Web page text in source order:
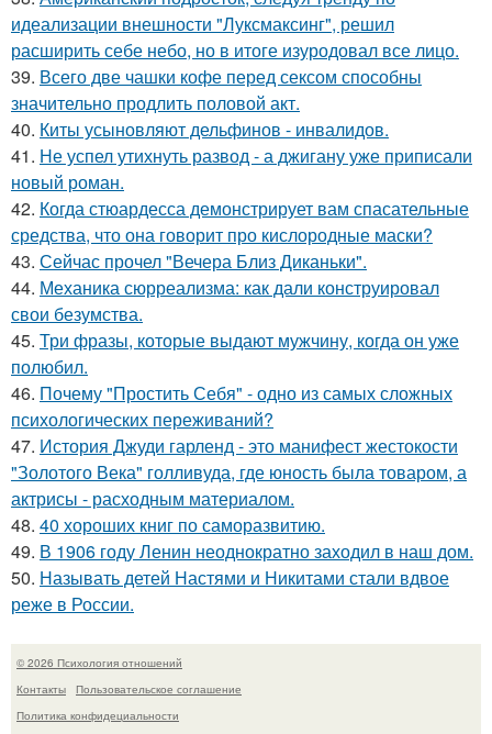
идеализации внешности "Луксмаксинг", решил
расширить себе небо, но в итоге изуродовал все лицо.
39. Всего две чашки кофе перед сексом способны
значительно продлить половой акт.
40. Киты усыновляют дельфинов - инвалидов.
41. Не успел утихнуть развод - а джигану уже приписали
новый роман.
42. Когда стюардесса демонстрирует вам спасательные
средства, что она говорит про кислородные маски?
43. Сейчас прочел "Вечера Близ Диканьки".
44. Механика сюрреализма: как дали конструировал
свои безумства.
45. Три фразы, которые выдают мужчину, когда он уже
полюбил.
46. Почему "Простить Себя" - одно из самых сложных
психологических переживаний?
47. История Джуди гарленд - это манифест жестокости
"Золотого Века" голливуда, где юность была товаром, а
актрисы - расходным материалом.
48. 40 хороших книг по саморазвитию.
49. В 1906 году Ленин неоднократно заходил в наш дом.
50. Называть детей Настями и Никитами стали вдвое
реже в России.
© 2026 Психология отношений
Контакты
Пользовательское соглашение
Политика конфидециальности